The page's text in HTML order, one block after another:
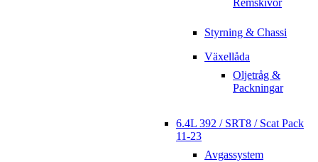
Remskivor
Styrning & Chassi
Växellåda
Oljetråg &
Packningar
6.4L 392 / SRT8 / Scat Pack
11-23
Avgassystem